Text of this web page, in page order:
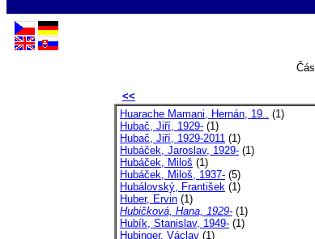
<<
Huarache Mamani, Hernán, 19.. (1)
Hubač, Jiří, 1929- (1)
Hubač, Jiří, 1929-2011 (1)
Hubáček, Jaroslav, 1929- (1)
Hubáček, Miloš (1)
Hubáček, Miloš, 1937- (5)
Hubálovský, František (1)
Huber, Ervin (1)
Hubičková, Hana, 1929- (1)
Hubík, Stanislav, 1949- (1)
Hubinger, Václav (1)